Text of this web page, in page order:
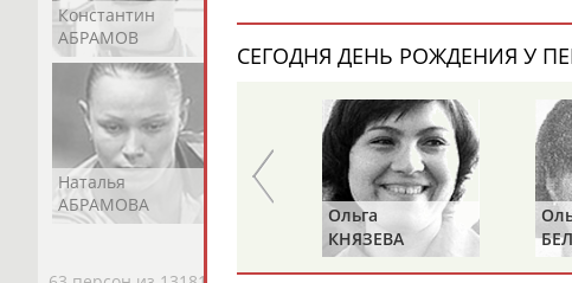
Константин
АБРАМОВ
Наталья
АБРАМОВА
Нелли
АБРАМОВА
Светлана
АБРАМОВА
СЕГОДНЯ ДЕНЬ РОЖДЕНИЯ У
Зураб
Ольга
КНЯЗЕВА